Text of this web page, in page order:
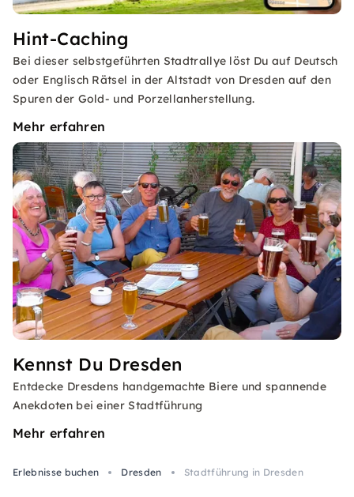
Hint-Caching
Bei dieser selbstgeführten Stadtrallye löst Du auf Deutsch
oder Englisch Rätsel in der Altstadt von Dresden auf den
Spuren der Gold- und Porzellanherstellung.
Mehr erfahren
Kennst Du Dresden
Entdecke Dresdens handgemachte Biere und spannende
Anekdoten bei einer Stadtführung
Mehr erfahren
Erlebnisse buchen Dresden Stadtführung in Dresden